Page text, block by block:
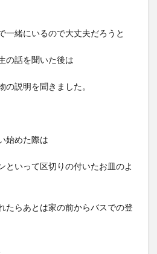
一緒にいるので大丈夫だろうと
の話を聞いた後は
説明を聞きました。
始めた際は
といって区切りの付いたお皿のよ
たらあとは家の前からバスでの登